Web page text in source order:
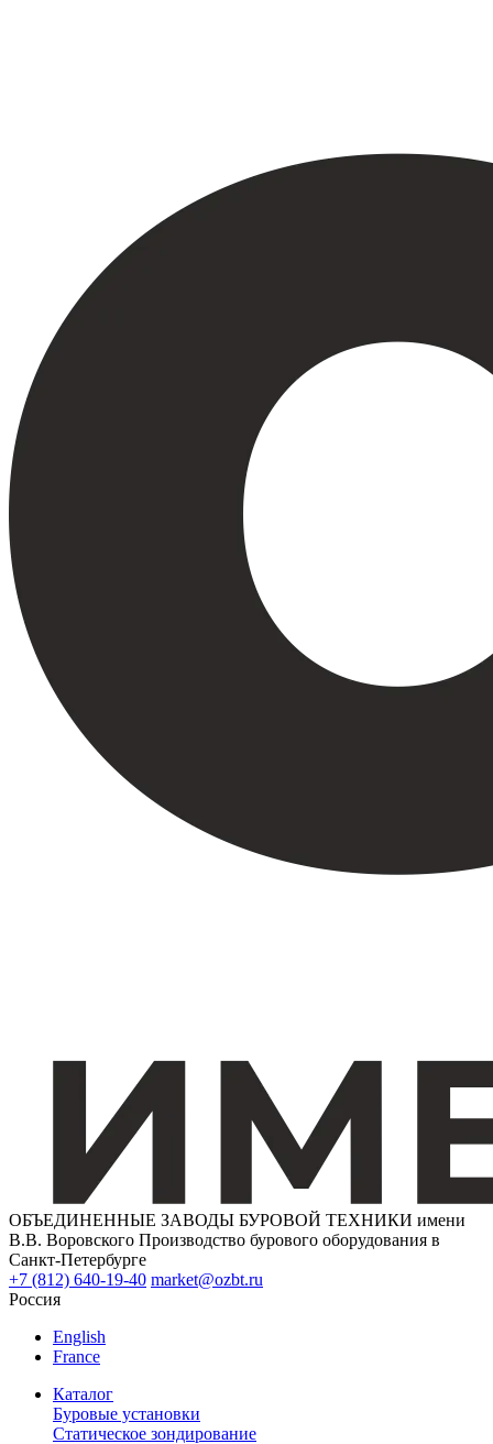
ОБЪЕДИНЕННЫЕ ЗАВОДЫ БУРОВОЙ ТЕХНИКИ имени
В.В. Воровского Производство бурового оборудования в
Санкт-Петербурге
+7 (812) 640-19-40 market@ozbt.ru
Россия
English
France
Каталог
Буровые установки
Статическое зондирование